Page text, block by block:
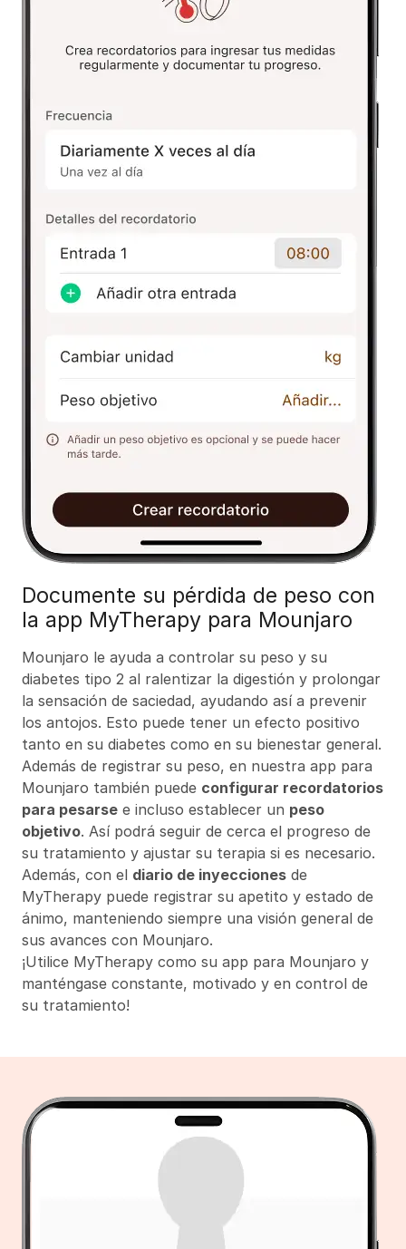
Documente su pérdida de peso con
la app MyTherapy para Mounjaro
Mounjaro le ayuda a controlar su peso y su
diabetes tipo 2 al ralentizar la digestión y prolongar
la sensación de saciedad, ayudando así a prevenir
los antojos. Esto puede tener un efecto positivo
tanto en su diabetes como en su bienestar general.
Además de registrar su peso, en nuestra app para
Mounjaro también puede configurar recordatorios
para pesarse e incluso establecer un peso
objetivo. Así podrá seguir de cerca el progreso de
su tratamiento y ajustar su terapia si es necesario.
Además, con el diario de inyecciones de
MyTherapy puede registrar su apetito y estado de
ánimo, manteniendo siempre una visión general de
sus avances con Mounjaro.
¡Utilice MyTherapy como su app para Mounjaro y
manténgase constante, motivado y en control de
su tratamiento!